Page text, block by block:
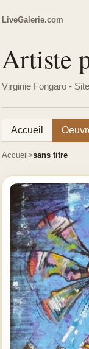
LiveGalerie.com
Artiste
Virginie Fongaro -
Accueil
Accueil sans titre